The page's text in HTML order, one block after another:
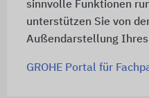
sinnvolle Funktionen
unterstützen Sie von
Außendarstellung
GROHE Portal für